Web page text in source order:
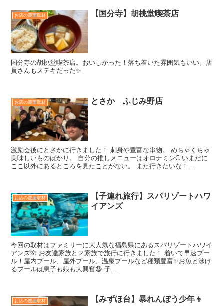
お店の覆面取材 【国分寺】胡桃堂喫茶店
国分寺の胡桃堂喫茶店。おいしかった！落ち着いた雰囲気もいい。店
員さんもステキだった✨
お店の覆面取材 とさか ふじみ野店
激励会後にとさかに行きました！ 刺身や豊富な串物。 めちゃくちゃ
美味しいものばかり。 自分の推しメニューはオロナミンC いまだに
ここ以外にあるところを見たことがない。 また行きたいな！ ...
お店の覆面取材
【子連れ旅行】スパリゾートハワ
イアンズ
今回の取材はファミリーに大人気な福島県にあるスパリゾートハワイ
アンズ🌺 お友達家族と２家族で旅行に行きました！ 着いて早速プー
ル！屋内プール、屋外プール、温泉プールなど種類豊富✨お魚と泳げ
るプールは息子も娘も大興奮😆 子...
お店の覆面取材 【みずほ台】暴れんぼう少年👦